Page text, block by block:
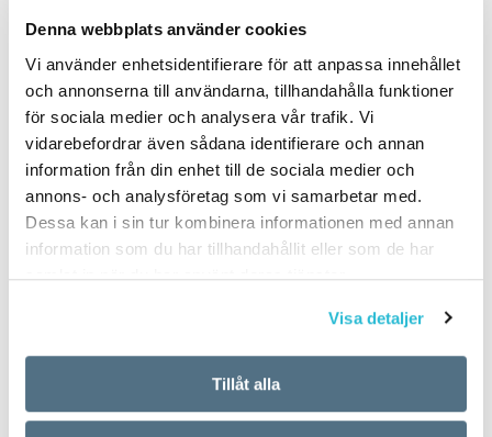
Denna webbplats använder cookies
Vi använder enhetsidentifierare för att anpassa innehållet
och annonserna till användarna, tillhandahålla funktioner
för sociala medier och analysera vår trafik. Vi
vidarebefordrar även sådana identifierare och annan
information från din enhet till de sociala medier och
annons- och analysföretag som vi samarbetar med.
Dessa kan i sin tur kombinera informationen med annan
information som du har tillhandahållit eller som de har
samlat in när du har använt deras tjänster.
Visa detaljer
Tillåt alla